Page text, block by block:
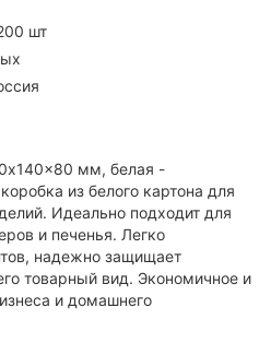
шт
мм, белая -
из белого картона для
Идеально подходит для
и печенья. Легко
надежно защищает
товарный вид. Экономичное и
и домашнего